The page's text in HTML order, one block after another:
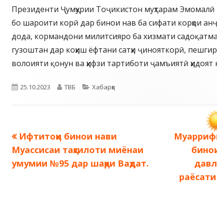
Президенти Ҷумҳурии Тоҷикистон муҳтарам
бо шароити корӣ дар бинои нав ба сифати корҳои
дода, кормандони милитсияро ба хизмати
гузоштан дар коҳиш ёфтани сатҳи ҷинояткорӣ,
волоияти қонун ва ҳифзи тартиботи ҷамъиятӣ
Опубликовано
25.10.2023 Автор
ТВБ Рубрики
Хабарҳо
Навигация
по
Предыдущая
запись:
Ифтитоҳи бинои нави
Муассисаи таҳсилоти миёнаи
умумии №95 дар шаҳри Ваҳдат.
запись: